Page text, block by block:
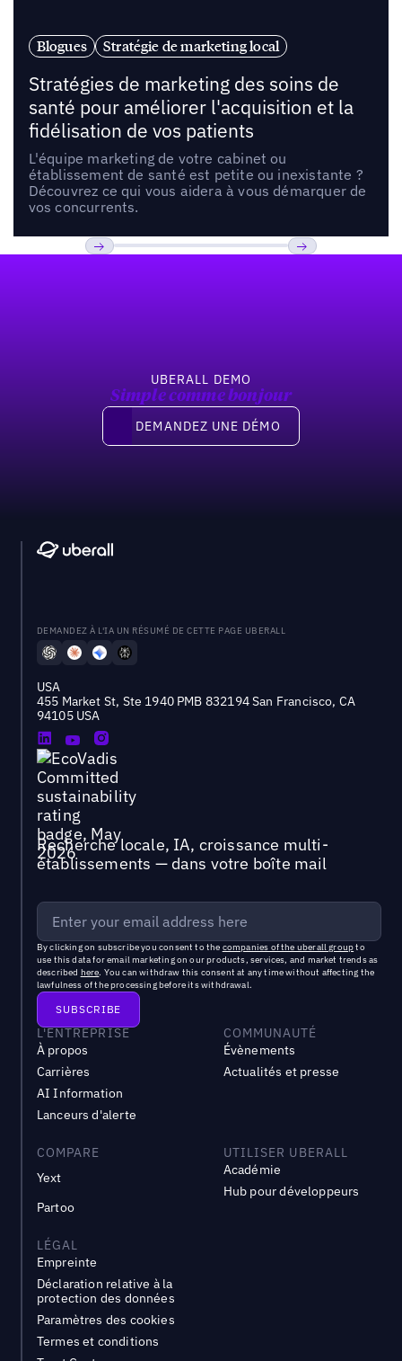
Blogues Stratégie de marketing local
Stratégies de marketing des soins de
santé pour améliorer l'acquisition et la
fidélisation de vos patients
L'équipe marketing de votre cabinet ou
établissement de santé est petite ou inexistante ?
Découvrez ce qui vous aidera à vous démarquer de
vos concurrents.
UBERALL DEMO
Simple comme bonjour
Demandez une démo
DEMANDEZ UNE DÉMO
DEMANDEZ À L'IA UN RÉSUMÉ DE CETTE PAGE UBERALL
USA
455 Market St, Ste 1940 PMB 832194 San Francisco, CA
94105 USA
Recherche locale, IA, croissance multi-
établissements — dans votre boîte mail
By clicking on subscribe you consent to the companies of the uberall groupto
use this data for email marketing on our products, services, and market trends as
described here. You can withdraw this consent at any time without affecting the
lawfulness of the processing before its withdrawal.
L'ENTREPRISE
À propos
Carrières
AI Information
Lanceurs d'alerte
COMMUNAUTÉ
Évènements
Actualités et presse
COMPARE
Yext
Partoo
UTILISER UBERALL
Académie
Hub pour développeurs
LÉGAL
Empreinte
Déclaration relative à la
protection des données
Paramètres des cookies
Termes et conditions